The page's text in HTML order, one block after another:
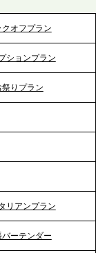
セカンド
セカンド
会話のス
クオフプラン
ションプラン
祭りプラン
リアンプラン
バーテンダー